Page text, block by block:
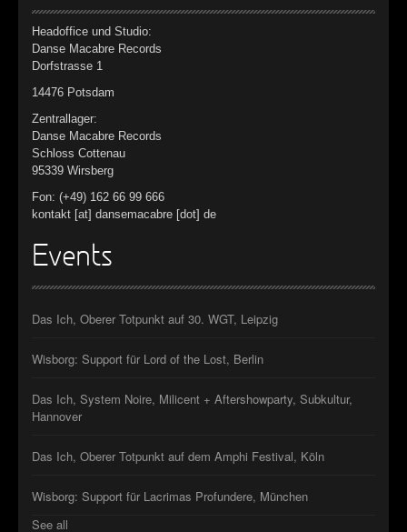
Headoffice und Studio:
Danse Macabre Records
Dorfstrasse 1
14476 Potsdam
Zentrallager:
Danse Macabre Records
Schloss Cottenau
95339 Wirsberg
Fon: (+49) 162 66 99 666
kontakt [at] dansemacabre [dot] de
Events
Das Ich, Oberer Totpunkt auf 30. WGT, Leipzig
Wisborg: Support für Lord of the Lost, Berlin
Das Ich, System Noire, Milicent + Aftershowparty, Subkultur,
Hannover
Das Ich, Oberer Totpunkt auf dem Amphi Festival, Köln
Wisborg: Support für Lacrimas Profundere, München
See all